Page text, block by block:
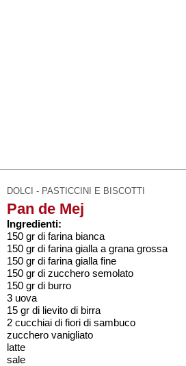
DOLCI - PASTICCINI E BISCOTTI
Pan de Mej
Ingredienti:
150 gr di farina bianca
150 gr di farina gialla a grana grossa
150 gr di farina gialla fine
150 gr di zucchero semolato
150 gr di burro
3 uova
15 gr di lievito di birra
2 cucchiai di fiori di sambuco
zucchero vanigliato
latte
sale